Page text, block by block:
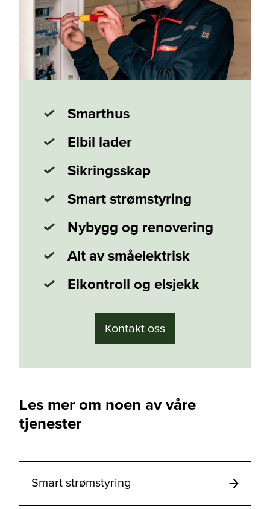
Smarthus
Elbil lader
Sikringsskap
Smart strømstyring
Nybygg og renovering
Alt av småelektrisk
Elkontroll og elsjekk
Kontakt oss
Les mer om noen av våre
tjenester
Smart strømstyring